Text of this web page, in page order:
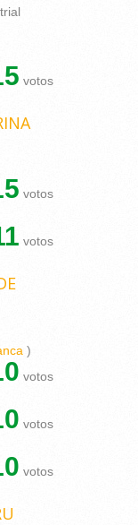
votos
votos
votos
)
votos
votos
votos